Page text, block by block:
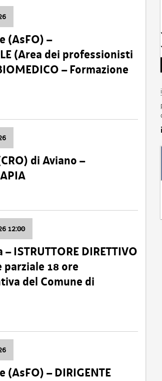
(AsFO) –
(Area dei professionisti
– Formazione
di Aviano –
12:00
ISTRUTTORE DIRETTIVO
parziale 18 ore
del Comune di
– DIRIGENTE